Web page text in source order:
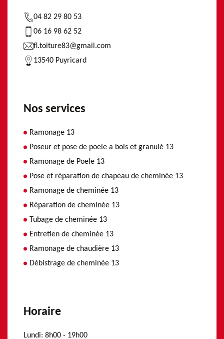
04 82 29 80 53
06 16 98 62 52
fl.toiture83@gmail.com
13540 Puyricard
Nos services
Ramonage 13
Poseur et pose de poele a bois et granulé 13
Ramonage de Poele 13
Pose et réparation de chapeau de cheminée 13
Ramonage de cheminée 13
Réparation de cheminée 13
Tubage de cheminée 13
Entretien de cheminée 13
Ramonage de chaudière 13
Débistrage de cheminée 13
Horaire
Lundi: 8h00 - 19h00